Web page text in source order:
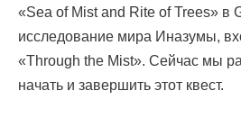
«Sea of Mist and Rite of Trees» в
исследование мира Иназумы,
«Through the Mist». Сейчас мы
начать и завершить этот квест.